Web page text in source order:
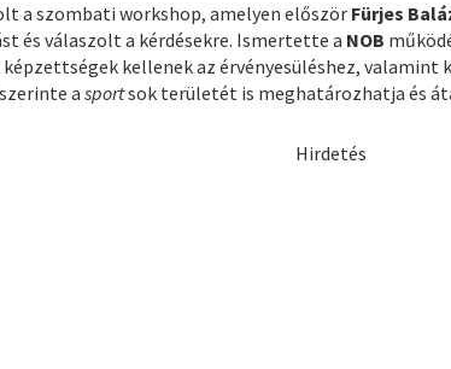
a szombati workshop, amelyen először Fürjes
és válaszolt a kérdésekre. Ismertette a NOB
képzettségek kellenek az érvényesüléshez, valamint
asportsok területét is meghatározhatja és
Hirdetés